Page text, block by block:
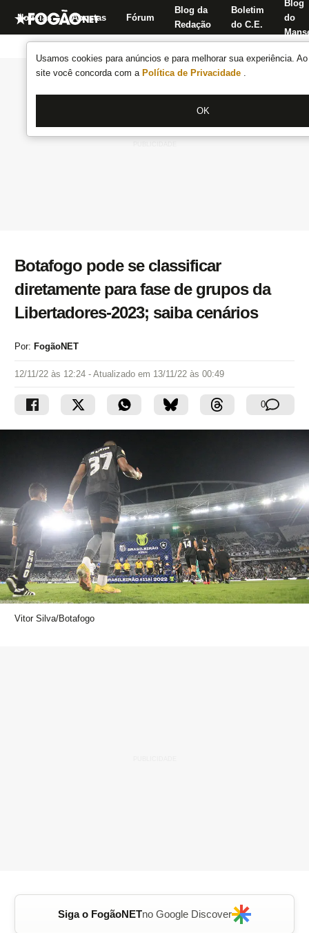
Usamos cookies para anúncios e para melhorar sua experiência.
site você concorda com a Política de Privacidade .
OK
Notícias Apostas Fórum
Blog da
Redação
Boletim
do C.E.
Blog
do
Botafogo pode se classificar
diretamente para fase de grupos da
Libertadores-2023; saiba cenários
Por: FogãoNET
12/11/22 às 12:24 - Atualizado em 13/11/22 às 00:49
0
Vitor Silva/Botafogo
Siga o FogãoNETno Google Discover